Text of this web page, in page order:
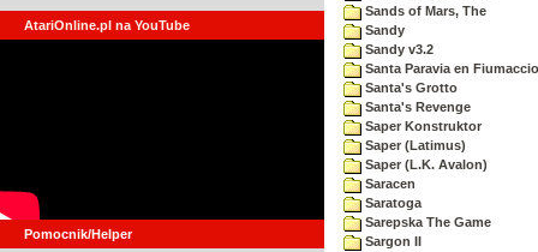
AtariOnline.pl na YouTube
Pomocnik/Helper
Sands of Mars, The
Sandy
Sandy v3.2
Santa Paravia en Fiumaccio
Santa's Grotto
Santa's Revenge
Saper Konstruktor
Saper (Latimus)
Saper (L.K. Avalon)
Saracen
Saratoga
Sarepska The Game
Sargon II